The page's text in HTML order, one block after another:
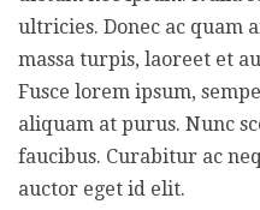
ultricies. Donec ac quam
massa turpis, laoreet et
Fusce lorem ipsum,
aliquam at purus. Nunc
faucibus. Curabitur ac
auctor eget id elit.